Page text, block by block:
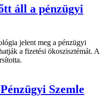
áll a pénzügyi
jelent meg a pénzügyi
a fizetési ökoszisztémát. A
Szemle